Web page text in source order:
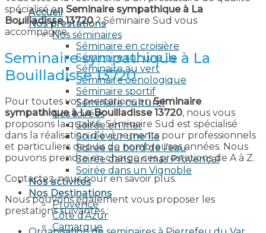
Accueil
Nos prestations
Nos séminaires
Séminaire en croisière
Séminaire sur une île
Séminaire au vert
Séminaire oenologique
Séminaire sportif
Séminaire culturel
Nos soirées
Soirée en mer
Soirée sur une île
Soirée au bord de l’eau
Soirée dans un mas Provençal
Soirée dans un Vignoble
Nos activités
Nos Destinations
Provence
Côte d’Azur
Camargue
spécialisé en Seminaire sympathique à La
Bouilladisse 13720? Séminaire Sud vous
accompagne.
Seminaire sympathique à La
Bouilladisse 13720
Pour toutes vos prestations enSeminaire
sympathique à La Bouilladisse 13720, nous vous
proposons la qualité. Séminaire Sud est spécialisé
dans la réalisation d’évènements pour professionnels
et particuliers depuis de nombreuses années. Nous
pouvons prendre en charge ces prestations de A à Z.
Contactez-nous pour en savoir plus.
Nous pouvons également vous proposer les
prestations suivantes :